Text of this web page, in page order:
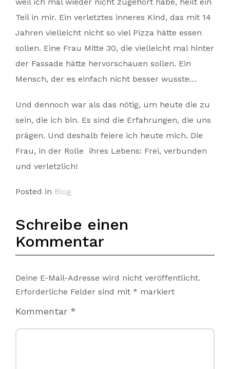
Teil in mir. Ein verletztes inneres Kind, das mit 14
Jahren vielleicht nicht so viel Pizza hätte essen
sollen. Eine Frau Mitte 30, die vielleicht mal hinter
der Fassade hätte hervorschauen sollen. Ein
Mensch, der es einfach nicht besser wusste…
Und dennoch war als das nötig, um heute die zu
sein, die ich bin. Es sind die Erfahrungen, die uns
prägen. Und deshalb feiere ich heute mich. Die
Frau, in der Rolle ihres Lebens: Frei, verbunden
und verletzlich!
Posted in Blog
Schreibe einen
Kommentar
Deine E-Mail-Adresse wird nicht veröffentlicht.
Erforderliche Felder sind mit * markiert
Kommentar *